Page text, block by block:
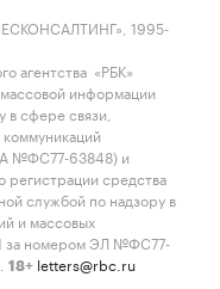
1995-
агентства «РБК»
информации
сфере связи,
№ФС77-63848) и
регистрации средства
службой по надзору в
и массовых
за номером ЭЛ №ФС77-
18+ letters@rbc.ru